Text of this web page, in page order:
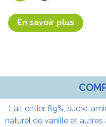
En savoir plus
Lait entier 89%, sucre,
naturel de vanille et autres